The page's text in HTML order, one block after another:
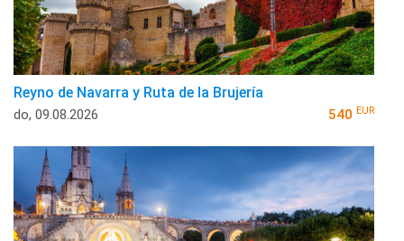
Reyno de Navarra y Ruta de la Brujería
do, 09.08.2026 540 EUR